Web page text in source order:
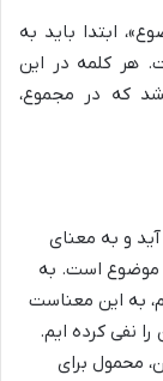
ابتدا باید به
هر کلمه در این
که در مجموع،
و به معنای
موضوع است. به
به این معناست
نفی کرده ایم.
محمول برای